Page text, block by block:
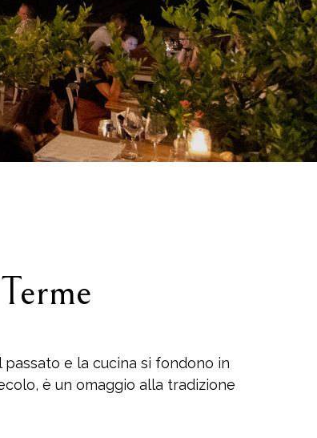
da casa?
e la cucina si fondono in
è un omaggio alla tradizione